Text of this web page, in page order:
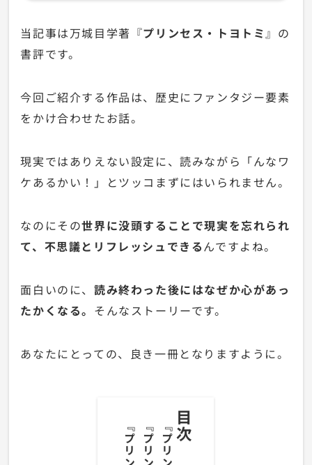
当記事は万城目学著『プリンセス・トヨトミ』の
書評です。
今回ご紹介する作品は、歴史にファンタジー要素
をかけ合わせたお話。
現実ではありえない設定に、読みながら「んなワ
ケあるかい！」とツッコまずにはいられません。
なのにその世界に没頭することで現実を忘れられ
て、不思議とリフレッシュできるんですよね。
面白いのに、読み終わった後にはなぜか心があっ
たかくなる。 そんなストーリーです。
あなたにとっての、良き一冊となりますように。
目次